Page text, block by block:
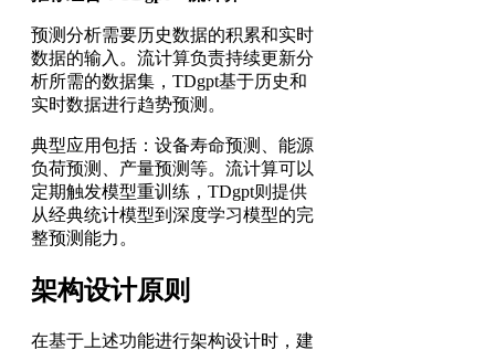
预测分析需要历史数据的积累和实时
数据的输入。流计算负责持续更新分
析所需的数据集，TDgpt基于历史和
实时数据进行趋势预测。
典型应用包括：设备寿命预测、能源
负荷预测、产量预测等。流计算可以
定期触发模型重训练，TDgpt则提供
从经典统计模型到深度学习模型的完
整预测能力。
架构设计原则
在基于上述功能进行架构设计时，建